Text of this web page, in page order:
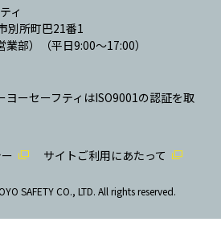
ィ
別所町巴21番1
部）（平日9:00～17:00）
ーセーフティはISO9001の認証を取
サイトご利用にあたって
SAFETY CO., LTD. All rights reserved.